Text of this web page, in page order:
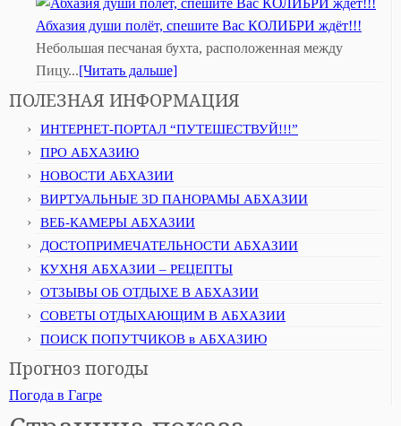
Абхазия души полёт, спешите Вас КОЛИБРИ ждёт!!!
Небольшая песчаная бухта, расположенная между
Пицу...[Читать дальше]
ПОЛЕЗНАЯ ИНФОРМАЦИЯ
ИНТЕРНЕТ-ПОРТАЛ “ПУТЕШЕСТВУЙ!!!”
ПРО АБХАЗИЮ
НОВОСТИ АБХАЗИИ
ВИРТУАЛЬНЫЕ 3D ПАНОРАМЫ АБХАЗИИ
ВЕБ-КАМЕРЫ АБХАЗИИ
ДОСТОПРИМЕЧАТЕЛЬНОСТИ АБХАЗИИ
КУХНЯ АБХАЗИИ – РЕЦЕПТЫ
ОТЗЫВЫ ОБ ОТДЫХЕ В АБХАЗИИ
СОВЕТЫ ОТДЫХАЮЩИМ В АБХАЗИИ
ПОИСК ПОПУТЧИКОВ в АБХАЗИЮ
Прогноз погоды
Погода в Гагре